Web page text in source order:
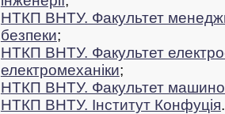
НТКП ВНТУ. Факультет
безпеки;
НТКП ВНТУ. Факультет
електромеханіки;
НТКП ВНТУ. Факультет
НТКП ВНТУ. Інститут Конфуція.